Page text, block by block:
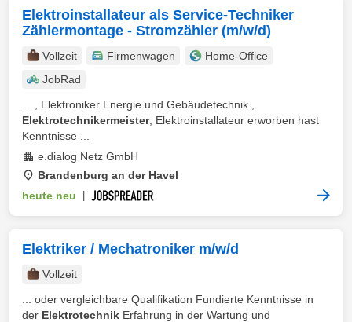
Elektroinstallateur als Service-Techniker
Zählermontage - Stromzähler (m/w/d)
Vollzeit Firmenwagen
Home-Office
JobRad
... , Elektroniker Energie und Gebäudetechnik ,
Elektrotechnikermeister, Elektroinstallateur erworben hast
Kenntnisse ...
e.dialog Netz GmbH
Brandenburg an der Havel
heute neu
Elektriker / Mechatroniker m/w/d
Vollzeit
... oder vergleichbare Qualifikation Fundierte Kenntnisse in
der Elektrotechnik Erfahrung in der Wartung und